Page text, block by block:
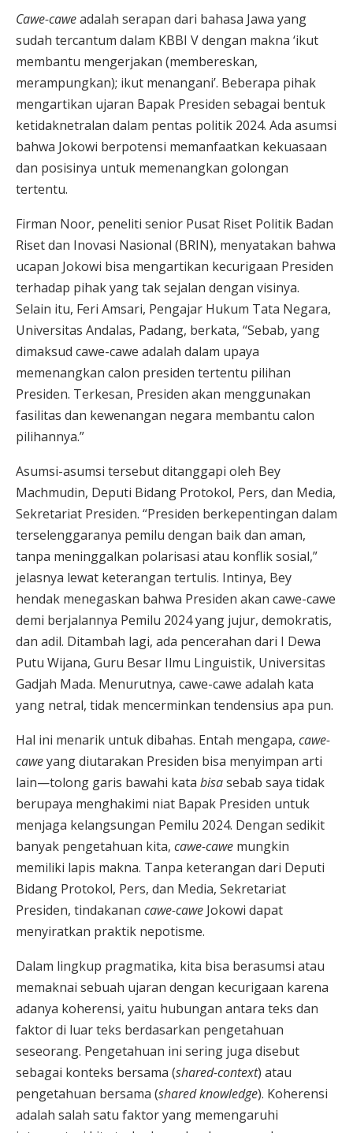
Cawe-caweadalah serapan dari bahasa Jawa yang
sudah tercantum dalam KBBI V dengan makna ‘ikut
membantu mengerjakan (membereskan,
merampungkan); ikut menangani’. Beberapa pihak
mengartikan ujaran Bapak Presiden sebagai bentuk
ketidaknetralan dalam pentas politik 2024. Ada asumsi
bahwa Jokowi berpotensi memanfaatkan kekuasaan
dan posisinya untuk memenangkan golongan
tertentu.
Firman Noor, peneliti senior Pusat Riset Politik Badan
Riset dan Inovasi Nasional (BRIN), menyatakan bahwa
ucapan Jokowi bisa mengartikan kecurigaan Presiden
terhadap pihak yang tak sejalan dengan visinya.
Selain itu, Feri Amsari, Pengajar Hukum Tata Negara,
Universitas Andalas, Padang, berkata, “Sebab, yang
dimaksud cawe-cawe adalah dalam upaya
memenangkan calon presiden tertentu pilihan
Presiden. Terkesan, Presiden akan menggunakan
fasilitas dan kewenangan negara membantu calon
pilihannya.”
Asumsi-asumsi tersebut ditanggapi oleh Bey
Machmudin, Deputi Bidang Protokol, Pers, dan Media,
Sekretariat Presiden. “Presiden berkepentingan dalam
terselenggaranya pemilu dengan baik dan aman,
tanpa meninggalkan polarisasi atau konflik sosial,”
jelasnya lewat keterangan tertulis. Intinya, Bey
hendak menegaskan bahwa Presiden akan cawe-cawe
demi berjalannya Pemilu 2024 yang jujur, demokratis,
dan adil. Ditambah lagi, ada pencerahan dari I Dewa
Putu Wijana, Guru Besar Ilmu Linguistik, Universitas
Gadjah Mada. Menurutnya, cawe-cawe adalah kata
yang netral, tidak mencerminkan tendensius apa pun.
Hal ini menarik untuk dibahas. Entah mengapa, cawe-
caweyang diutarakan Presiden bisa menyimpan arti
lain—tolong garis bawahi kata bisasebab saya tidak
berupaya menghakimi niat Bapak Presiden untuk
menjaga kelangsungan Pemilu 2024. Dengan sedikit
banyak pengetahuan kita, cawe-cawe mungkin
memiliki lapis makna. Tanpa keterangan dari Deputi
Bidang Protokol, Pers, dan Media, Sekretariat
Presiden, tindakanan cawe-cawe Jokowi dapat
menyiratkan praktik nepotisme.
Dalam lingkup pragmatika, kita bisa berasumsi atau
memaknai sebuah ujaran dengan kecurigaan karena
adanya koherensi, yaitu hubungan antara teks dan
faktor di luar teks berdasarkan pengetahuan
seseorang. Pengetahuan ini sering juga disebut
sebagai konteks bersama (shared-context) atau
pengetahuan bersama (shared knowledge). Koherensi
adalah salah satu faktor yang memengaruhi